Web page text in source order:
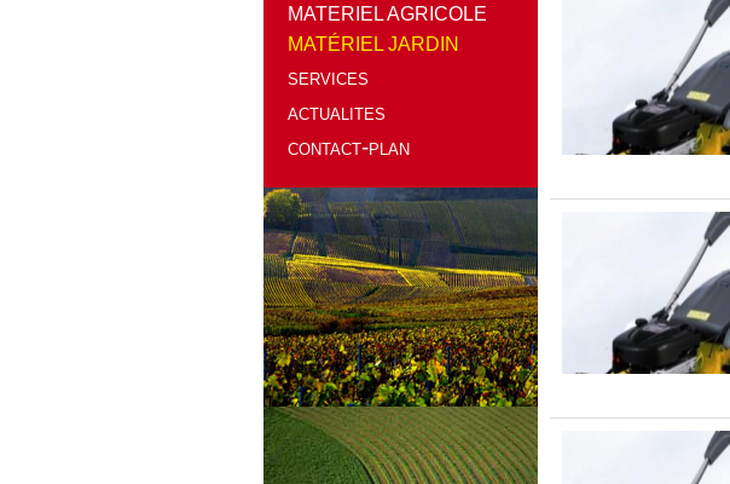
MATERIEL AGRICOLE
MATÉRIEL JARDIN
services
actualites
contact-plan